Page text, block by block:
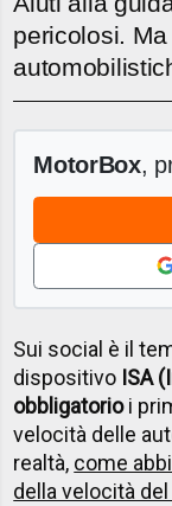
pericolosi.
MotorBox,
Sui social è il
dispositivo ISA
obbligatorioi
velocità delle
realtà, come
della velocità